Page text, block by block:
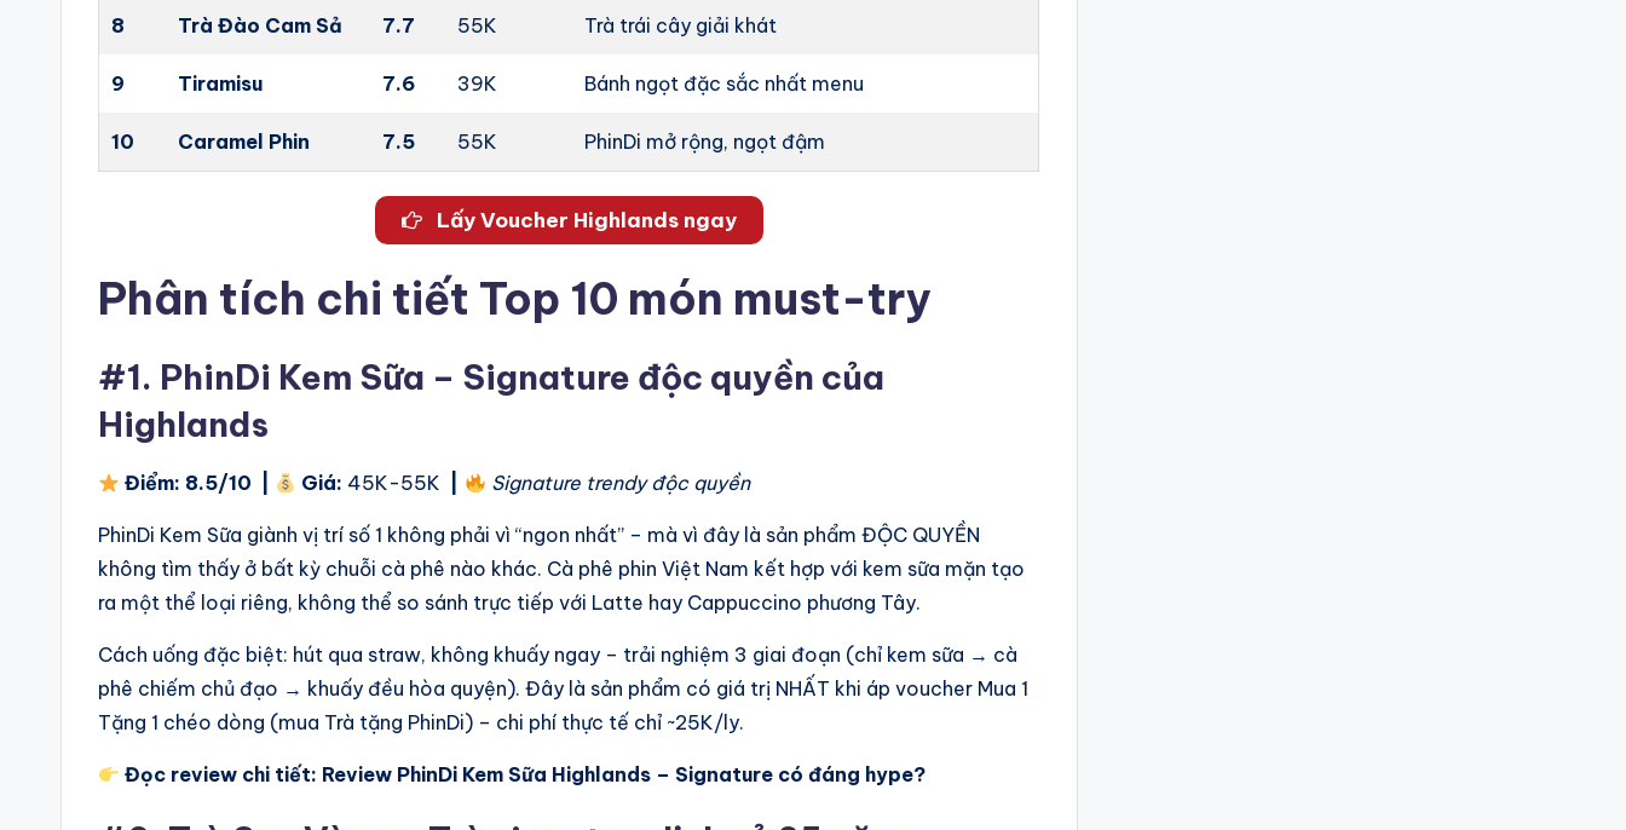
8 Trà Đào Cam Sả 7.7 55K Trà trái cây giải khát
9 Tiramisu 7.6 39K Bánh ngọt đặc sắc nhất menu
10 Caramel Phin 7.5 55K PhinDi mở rộng, ngọt đậm
Lấy Voucher Highlands ngay
Phân tích chi tiết Top 10 món must-try
#1. PhinDi Kem Sữa – Signature độc quyền của
Highlands
Điểm: 8.5/10 Giá: 45K-55K Signature trendy độc quyền
PhinDi Kem Sữa giành vị trí số 1 không phải vì “ngon nhất” – mà vì đây là sản phẩm ĐỘC QUYỀN
không tìm thấy ở bất kỳ chuỗi cà phê nào khác. Cà phê phin Việt Nam kết hợp với kem sữa mặn tạo
ra một thể loại riêng, không thể so sánh trực tiếp với Latte hay Cappuccino phương Tây.
Cách uống đặc biệt: hút qua straw, không khuấy ngay – trải nghiệm 3 giai đoạn (chỉ kem sữa → cà
phê chiếm chủ đạo → khuấy đều hòa quyện). Đây là sản phẩm có giá trị NHẤT khi áp voucher Mua 1
Tặng 1 chéo dòng (mua Trà tặng PhinDi) – chi phí thực tế chỉ ~25K/ly.
Đọc review chi tiết: Review PhinDi Kem Sữa Highlands – Signature có đáng hype?